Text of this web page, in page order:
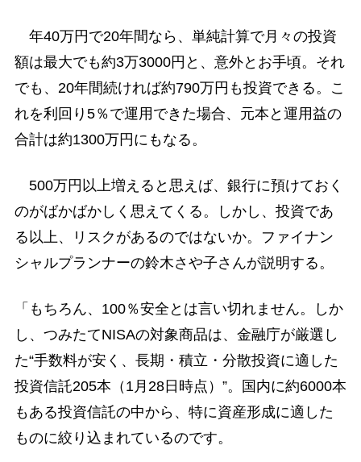
年40万円で20年間なら、単純計算で月々の投資
額は最大でも約3万3000円と、意外とお手頃。それ
でも、20年間続ければ約790万円も投資できる。こ
れを利回り5％で運用できた場合、元本と運用益の
合計は約1300万円にもなる。
500万円以上増えると思えば、銀行に預けておく
のがばかばかしく思えてくる。しかし、投資であ
る以上、リスクがあるのではないか。ファイナン
シャルプランナーの鈴木さや子さんが説明する。
「もちろん、100％安全とは言い切れません。しか
し、つみたてNISAの対象商品は、金融庁が厳選し
た“手数料が安く、長期・積立・分散投資に適した
投資信託205本（1月28日時点）”。国内に約6000本
もある投資信託の中から、特に資産形成に適した
ものに絞り込まれているのです。